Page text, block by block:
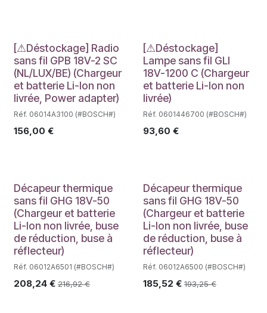
Déstockage
[⚠Déstockage] Radio
sans fil GPB 18V-2 SC
(NL/LUX/BE) (Chargeur
et batterie Li-Ion non
livrée, Power adapter)
Réf. 06014A3100 (#BOSCH#)
156,00 €
Déstockage
[⚠Déstockage]
Lampe sans fil GLI
18V-1200 C (Chargeur
et batterie Li-Ion non
livrée)
Réf. 0601446700 (#BOSCH#)
93,60 €
Décapeur thermique
sans fil GHG 18V-50
(Chargeur et batterie
Li-Ion non livrée, buse
de réduction, buse à
réflecteur)
Réf. 06012A6501 (#BOSCH#)
208,24 € 216,92€
Décapeur thermique
sans fil GHG 18V-50
(Chargeur et batterie
Li-Ion non livrée, buse
de réduction, buse à
réflecteur)
Réf. 06012A6500 (#BOSCH#)
185,52 € 193,25€